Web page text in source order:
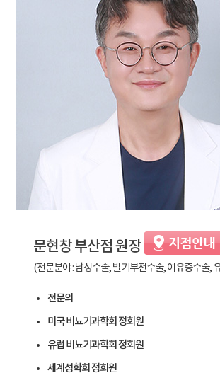
문현창부산점 원장
(전문분야 : 남성수술, 발기부전수술, 여유증수술,
전문의
미국 비뇨기과학회 정회원
유럽 비뇨기과학회 정회원
세계성학회 정회원